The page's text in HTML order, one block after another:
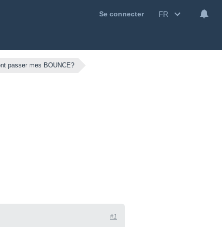
Se connecter FR
passer mes BOUNCE?
#1